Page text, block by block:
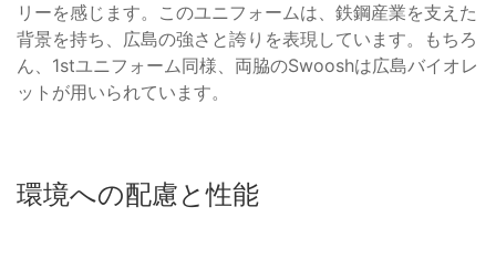
リーを感じます。このユニフォームは、鉄鋼産業を支えた
背景を持ち、広島の強さと誇りを表現しています。もちろ
ん、1stユニフォーム同様、両脇のSwooshは広島バイオレ
ットが用いられています。
環境への配慮と性能